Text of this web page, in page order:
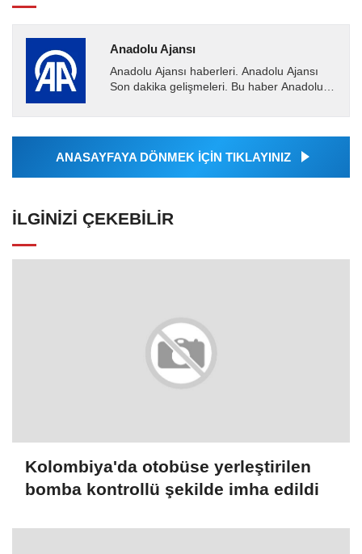
Anadolu Ajansı
Anadolu Ajansı haberleri. Anadolu Ajansı
Son dakika gelişmeleri. Bu haber Anadolu
Ajansı tarafından...
ANASAYFAYA DÖNMEK İÇİN TIKLAYINIZ
İLGINIZI ÇEKEBILIR
Kolombiya'da otobüse yerleştirilen
bomba kontrollü şekilde imha edildi